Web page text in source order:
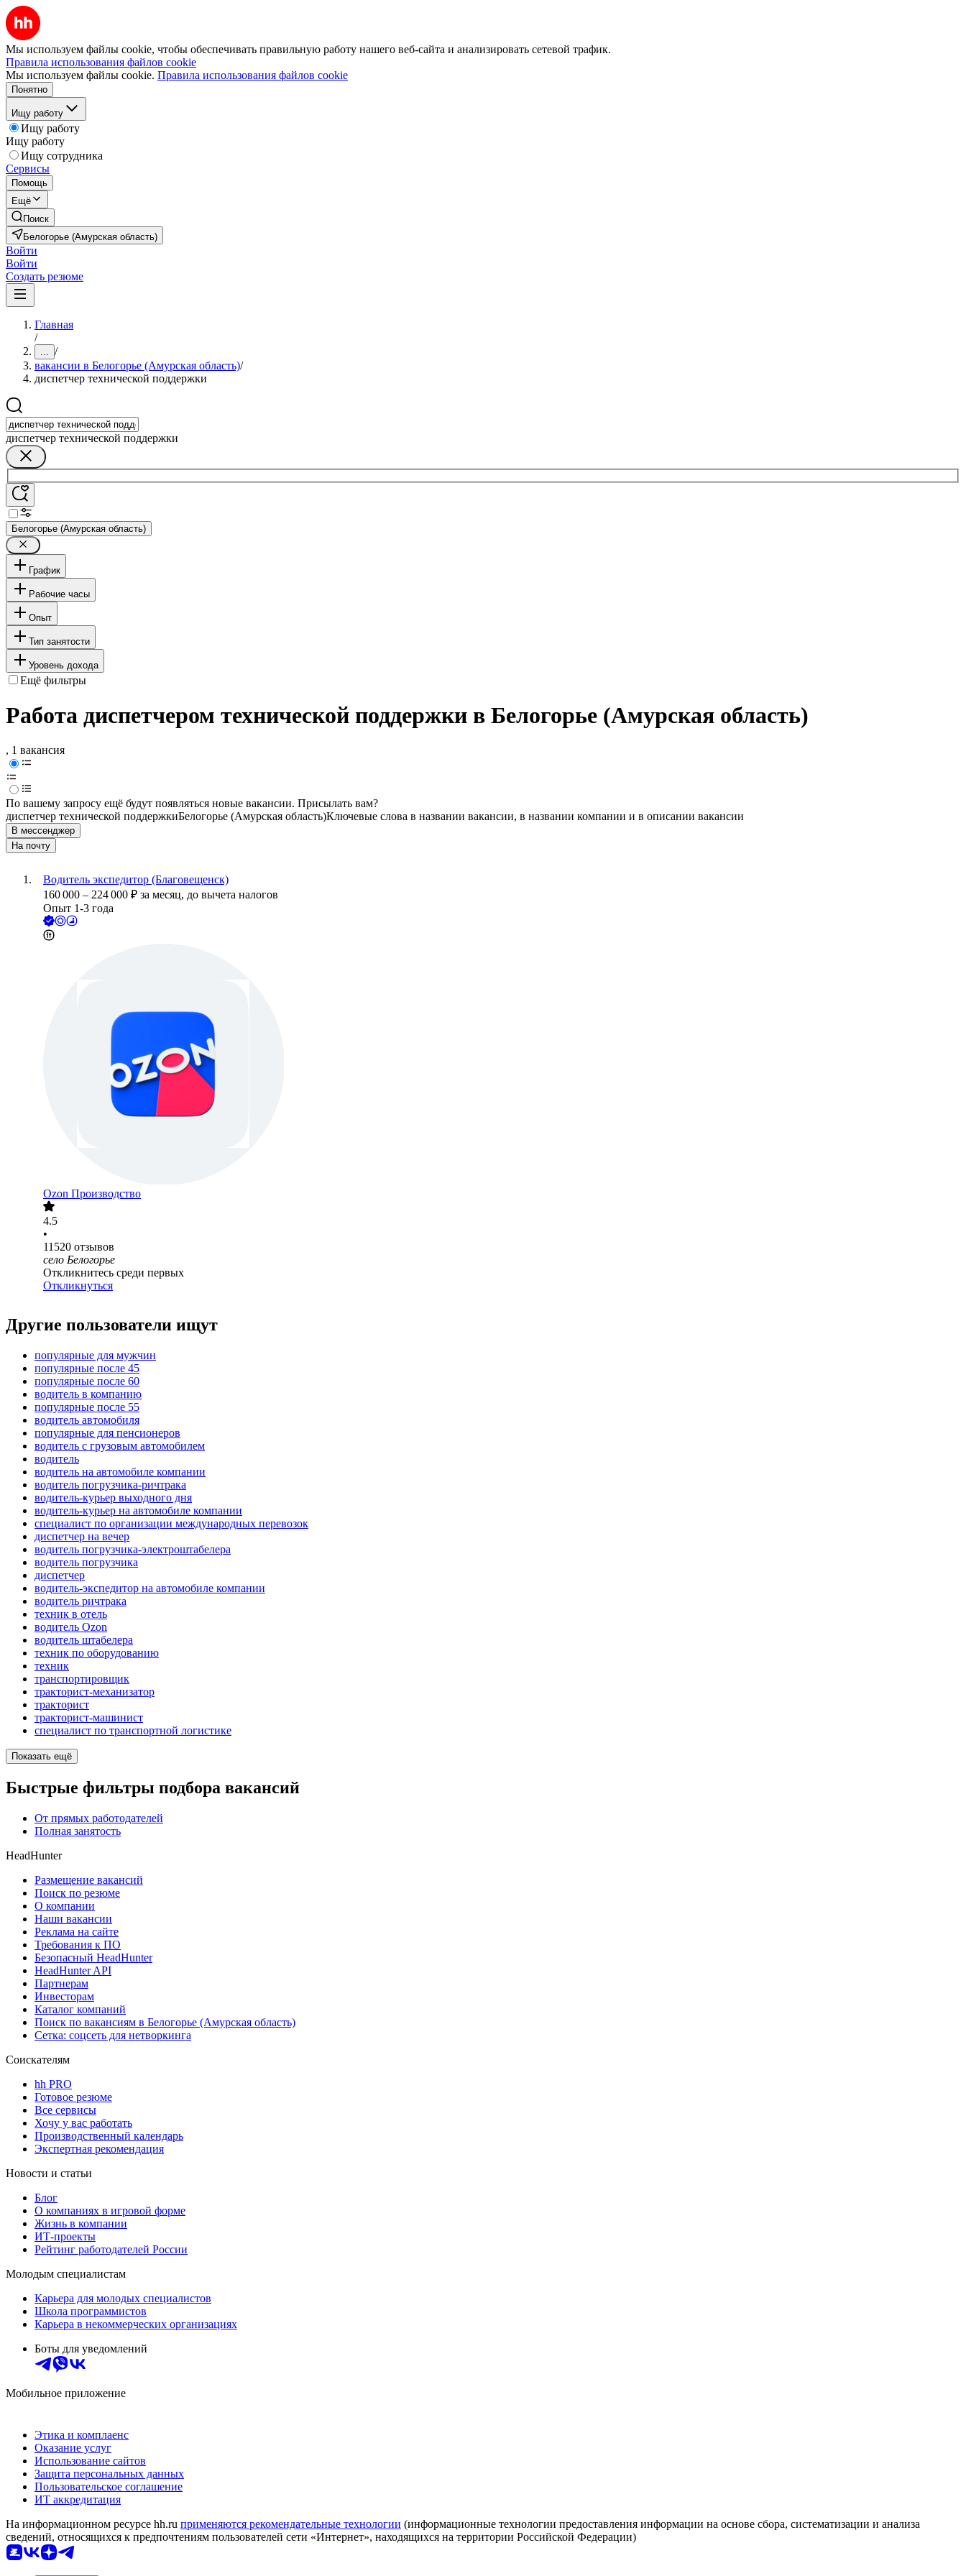
Мы используем файлы cookie, чтобы обеспечивать правильную работу нашего веб-сайта и анализировать сетевой трафик.
Правила использования файлов cookie
Мы используем файлы cookie. Правила использования файлов cookie
Понятно
Ищу работу
Ищу работу
Ищу работу
Ищу сотрудника
Сервисы
Помощь
Ещё
Поиск
Белогорье (Амурская область)
Войти
Войти
Создать резюме
Главная
/
... /
вакансии в Белогорье (Амурская область)/
диспетчер технической поддержки
диспетчер технической поддержки
Белогорье (Амурская область)
График
Рабочие часы
Опыт
Тип занятости
Уровень дохода
Ещё фильтры
Работа диспетчером технической поддержки в Белогорье (Амурская область)
, 1 вакансия
По вашему запросу ещё будут появляться новые вакансии. Присылать вам?
диспетчер технической поддержкиБелогорье (Амурская область)Ключевые слова в названии вакансии, в названии компании и в описании вакансии
В мессенджер
На почту
Водитель экспедитор (Благовещенск)
160 000 – 224 000 ₽ за месяц, до вычета налогов
Опыт 1-3 года
Ozon Производство
4.5
•
11520 отзывов
село Белогорье
Откликнитесь среди первых
Откликнуться
Другие пользователи ищут
популярные для мужчин
популярные после 45
популярные после 60
водитель в компанию
популярные после 55
водитель автомобиля
популярные для пенсионеров
водитель с грузовым автомобилем
водитель
водитель на автомобиле компании
водитель погрузчика-ричтрака
водитель-курьер выходного дня
водитель-курьер на автомобиле компании
специалист по организации международных перевозок
диспетчер на вечер
водитель погрузчика-электроштабелера
водитель погрузчика
диспетчер
водитель-экспедитор на автомобиле компании
водитель ричтрака
техник в отель
водитель Ozon
водитель штабелера
техник по оборудованию
техник
транспортировщик
тракторист-механизатор
тракторист
тракторист-машинист
специалист по транспортной логистике
Показать ещё
Быстрые фильтры подбора вакансий
От прямых работодателей
Полная занятость
HeadHunter
Размещение вакансий
Поиск по резюме
О компании
Наши вакансии
Реклама на сайте
Требования к ПО
Безопасный HeadHunter
HeadHunter API
Партнерам
Инвесторам
Каталог компаний
Поиск по вакансиям в Белогорье (Амурская область)
Сетка: соцсеть для нетворкинга
Соискателям
hh PRO
Готовое резюме
Все сервисы
Хочу у вас работать
Производственный календарь
Экспертная рекомендация
Новости и статьи
Блог
О компаниях в игровой форме
Жизнь в компании
ИТ-проекты
Рейтинг работодателей России
Молодым специалистам
Карьера для молодых специалистов
Школа программистов
Карьера в некоммерческих организациях
Боты для уведомлений
Мобильное приложение
Этика и комплаенс
Оказание услуг
Использование сайтов
Защита персональных данных
Пользовательское соглашение
ИТ аккредитация
На информационном ресурсе hh.ru применяются рекомендательные технологии (информационные технологии предоставления информации на основе сбора, систематизации и анализа
сведений, относящихся к предпочтениям пользователей сети «Интернет», находящихся на территории Российской Федерации)